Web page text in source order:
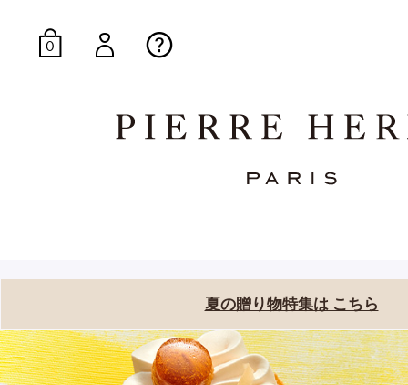
オンラインブティ
E-Gourmandise
0
夏の贈り物特集は こちら